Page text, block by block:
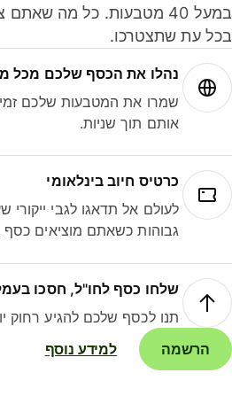
במעל 40 מטבעות. כל מה שאתם
עת שתצטרכו.
נהלו את הכסף שלכם מכל
שמרו את המטבעות שלכם
אותם תוך שניות.
כרטיס חיוב בינלאומי
לעולם אל תדאגו לגבי ייקורי
גבוהות כשאתם מוציאים כסף
שלחו כסף לחו"ל, חסכו
תנו לכסף שלכם להגיע רחוק
הרשמה
למידע נוסף